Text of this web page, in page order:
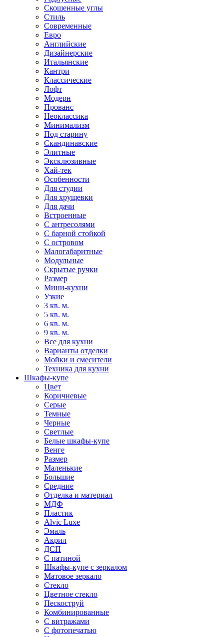
Скошенные углы
Стиль
Современные
Евро
Английские
Дизайнерские
Итальянские
Кантри
Классические
Лофт
Модерн
Прованс
Неоклассика
Минимализм
Под старину
Скандинавские
Элитные
Эксклюзивные
Хай-тек
Особенности
Для студии
Для хрущевки
Для дачи
Встроенные
С антресолями
С барной стойкой
С островом
Малогабаритные
Модульные
Скрытые ручки
Размер
Мини-кухни
Узкие
3 кв. м.
5 кв. м.
6 кв. м.
9 кв. м.
Все для кухни
Варианты отделки
Мойки и смесители
Техника для кухни
Шкафы-купе
Цвет
Коричневые
Серые
Темные
Черные
Светлые
Белые шкафы-купе
Венге
Размер
Маленькие
Большие
Средние
Отделка и материал
МДФ
Пластик
Alvic Luxe
Эмаль
Акрил
ДСП
С патиной
Шкафы-купе с зеркалом
Матовое зеркало
Стекло
Цветное стекло
Пескоструй
Комбинированные
С витражами
С фотопечатью